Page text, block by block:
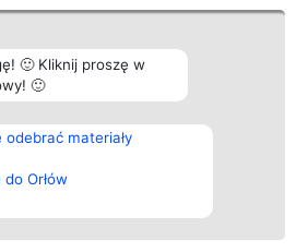
🙂 Kliknij proszę w
🙂
materiały
Orłów
Plebiscyt
Laureaci
wszystkich
Laureatów
Regulamin
Kontakt
Kontakt